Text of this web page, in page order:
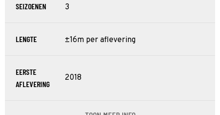
SEIZOENEN 3
LENGTE ±16m per aflevering
EERSTE
AFLEVERING
2018